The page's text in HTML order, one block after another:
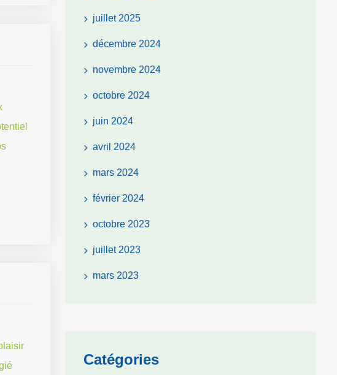
juillet 2025
décembre 2024
novembre 2024
octobre 2024
juin 2024
avril 2024
mars 2024
février 2024
octobre 2023
juillet 2023
mars 2023
Catégories